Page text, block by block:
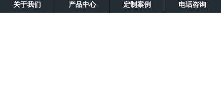
关于我们 产品中心 定制案例 电话咨询